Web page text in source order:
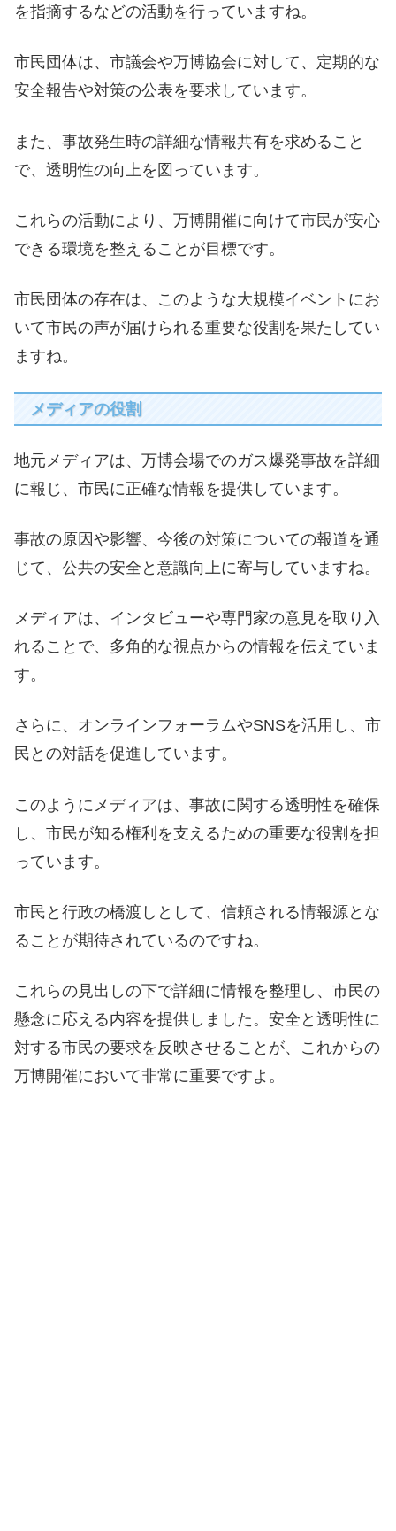
を指摘するなどの活動を行っていますね。
市民団体は、市議会や万博協会に対して、定期的な
安全報告や対策の公表を要求しています。
また、事故発生時の詳細な情報共有を求めること
で、透明性の向上を図っています。
これらの活動により、万博開催に向けて市民が安心
できる環境を整えることが目標です。
市民団体の存在は、このような大規模イベントにお
いて市民の声が届けられる重要な役割を果たしてい
ますね。
メディアの役割
地元メディアは、万博会場でのガス爆発事故を詳細
に報じ、市民に正確な情報を提供しています。
事故の原因や影響、今後の対策についての報道を通
じて、公共の安全と意識向上に寄与していますね。
メディアは、インタビューや専門家の意見を取り入
れることで、多角的な視点からの情報を伝えていま
す。
さらに、オンラインフォーラムやSNSを活用し、市
民との対話を促進しています。
このようにメディアは、事故に関する透明性を確保
し、市民が知る権利を支えるための重要な役割を担
っています。
市民と行政の橋渡しとして、信頼される情報源とな
ることが期待されているのですね。
これらの見出しの下で詳細に情報を整理し、市民の
懸念に応える内容を提供しました。安全と透明性に
対する市民の要求を反映させることが、これからの
万博開催において非常に重要ですよ。